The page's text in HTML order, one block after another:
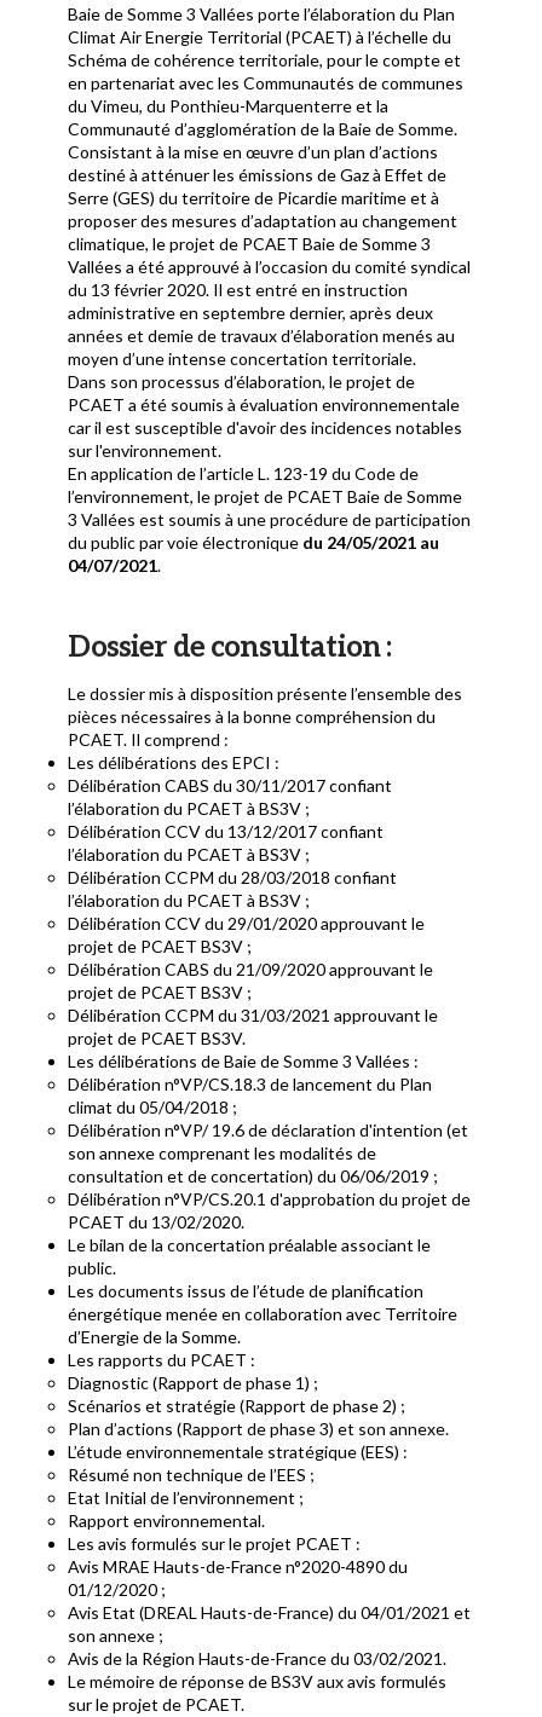
Baie de Somme 3 Vallées porte l’élaboration du Plan
Climat Air Energie Territorial (PCAET) à l’échelle du
Schéma de cohérence territoriale, pour le compte et
en partenariat avec les Communautés de communes
du Vimeu, du Ponthieu-Marquenterre et la
Communauté d’agglomération de la Baie de Somme.
Consistant à la mise en œuvre d’un plan d’actions
destiné à atténuer les émissions de Gaz à Effet de
Serre (GES) du territoire de Picardie maritime et à
proposer des mesures d’adaptation au changement
climatique, le projet de PCAET Baie de Somme 3
Vallées a été approuvé à l’occasion du comité syndical
du 13 février 2020. Il est entré en instruction
administrative en septembre dernier, après deux
années et demie de travaux d’élaboration menés au
moyen d’une intense concertation territoriale.
Dans son processus d’élaboration, le projet de
PCAET a été soumis à évaluation environnementale
car il est susceptible d'avoir des incidences notables
sur l'environnement.
En application de l’article L. 123-19 du Code de
l’environnement, le projet de PCAET Baie de Somme
3 Vallées est soumis à une procédure de participation
du public par voie électronique du 24/05/2021 au
04/07/2021.
Dossier de consultation :
Le dossier mis à disposition présente l’ensemble des
pièces nécessaires à la bonne compréhension du
PCAET. Il comprend :
Les délibérations des EPCI :
Délibération CABS du 30/11/2017 confiant
l’élaboration du PCAET à BS3V ;
Délibération CCV du 13/12/2017 confiant
l’élaboration du PCAET à BS3V ;
Délibération CCPM du 28/03/2018 confiant
l’élaboration du PCAET à BS3V ;
Délibération CCV du 29/01/2020 approuvant le
projet de PCAET BS3V ;
Délibération CABS du 21/09/2020 approuvant le
projet de PCAET BS3V ;
Délibération CCPM du 31/03/2021 approuvant le
projet de PCAET BS3V.
Les délibérations de Baie de Somme 3 Vallées :
Délibération n°VP/CS.18.3 de lancement du Plan
climat du 05/04/2018 ;
Délibération n°VP/ 19.6 de déclaration d'intention (et
son annexe comprenant les modalités de
consultation et de concertation) du 06/06/2019 ;
Délibération n°VP/CS.20.1 d'approbation du projet de
PCAET du 13/02/2020.
Le bilan de la concertation préalable associant le
public.
Les documents issus de l’étude de planification
énergétique menée en collaboration avec Territoire
d’Energie de la Somme.
Les rapports du PCAET :
Diagnostic (Rapport de phase 1) ;
Scénarios et stratégie (Rapport de phase 2) ;
Plan d’actions (Rapport de phase 3) et son annexe.
L’étude environnementale stratégique (EES) :
Résumé non technique de l’EES ;
Etat Initial de l’environnement ;
Rapport environnemental.
Les avis formulés sur le projet PCAET :
Avis MRAE Hauts-de-France n°2020-4890 du
01/12/2020 ;
Avis Etat (DREAL Hauts-de-France) du 04/01/2021 et
son annexe ;
Avis de la Région Hauts-de-France du 03/02/2021.
Le mémoire de réponse de BS3V aux avis formulés
sur le projet de PCAET.